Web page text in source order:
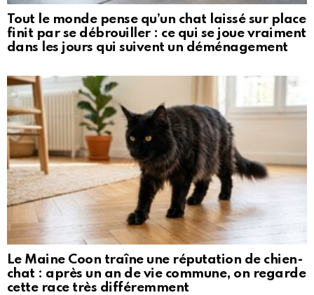
Tout le monde pense qu’un chat laissé sur place
finit par se débrouiller : ce qui se joue vraiment
dans les jours qui suivent un déménagement
Le Maine Coon traîne une réputation de chien-
chat : après un an de vie commune, on regarde
cette race très différemment